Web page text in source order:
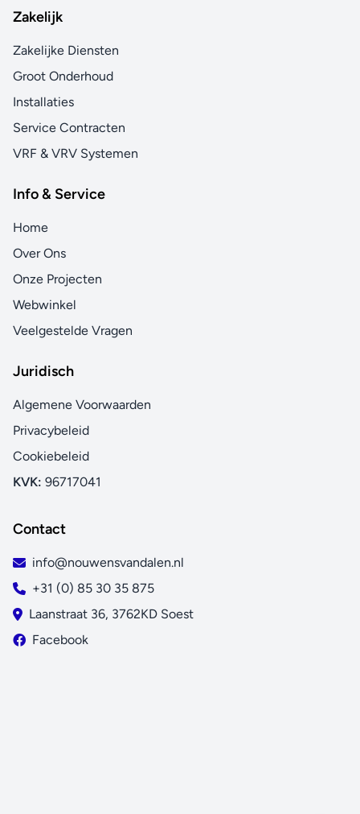
Zakelijk
Zakelijke Diensten
Groot Onderhoud
Installaties
Service Contracten
VRF & VRV Systemen
Info & Service
Home
Over Ons
Onze Projecten
Webwinkel
Veelgestelde Vragen
Juridisch
Algemene Voorwaarden
Privacybeleid
Cookiebeleid
KVK: 96717041
Contact
info@nouwensvandalen.nl
+31 (0) 85 30 35 875
Laanstraat 36, 3762KD Soest
Facebook